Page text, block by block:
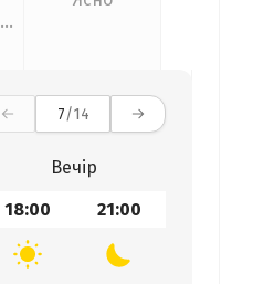
7/14
Вечір
18:00 21:00